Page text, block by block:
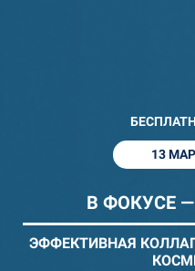
13
В ФОКУСЕ
ЭФФЕКТИВНАЯ